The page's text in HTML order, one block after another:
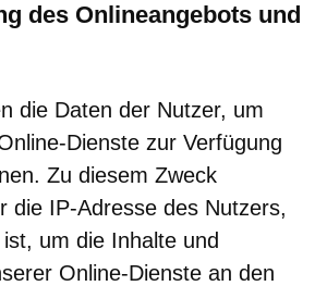
des Onlineangebots und
die Daten der Nutzer, um
Dienste zur Verfügung
Zu diesem Zweck
die IP-Adresse des Nutzers,
um die Inhalte und
Online-Dienste an den